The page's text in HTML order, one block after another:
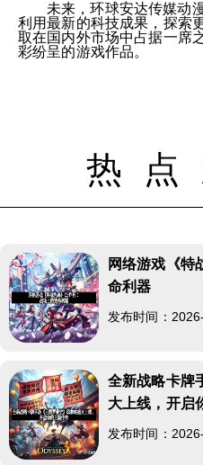
未来，环球安达传媒动
利用最新的科技成果，探索
取在国内外市场中占据一席
彩纷呈的游戏作品。
热点
网络游戏《特
命利器
发布时间：
全新战略卡牌
大上线，开启
发布时间：